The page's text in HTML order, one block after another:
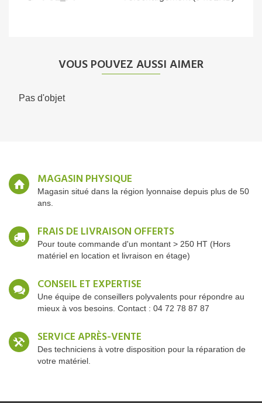
VOUS POUVEZ AUSSI AIMER
Pas d'objet
MAGASIN PHYSIQUE
Magasin situé dans la région lyonnaise depuis plus de 50
ans.
FRAIS DE LIVRAISON OFFERTS
Pour toute commande d'un montant > 250 HT (Hors
matériel en location et livraison en étage)
CONSEIL ET EXPERTISE
Une équipe de conseillers polyvalents pour répondre au
mieux à vos besoins. Contact : 04 72 78 87 87
SERVICE APRÈS-VENTE
Des techniciens à votre disposition pour la réparation de
votre matériel.